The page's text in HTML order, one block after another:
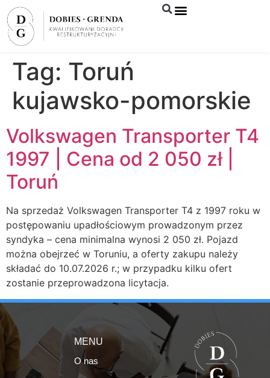
Tag: Toruń
kujawsko-pomorskie
Volkswagen Transporter T4
1997 | Cena od 2 050 zł |
Toruń
Na sprzedaż Volkswagen Transporter T4 z 1997 roku w
postępowaniu upadłościowym prowadzonym przez
syndyka – cena minimalna wynosi 2 050 zł. Pojazd
można obejrzeć w Toruniu, a oferty zakupu należy
składać do 10.07.2026 r.; w przypadku kilku ofert
zostanie przeprowadzona licytacja.
MENU
O nas